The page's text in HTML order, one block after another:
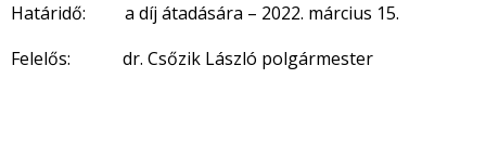
Határidő: a díj átadására – 2022. március 15.
Felelős: dr. Csőzik László polgármester